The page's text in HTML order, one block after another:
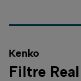
Kenko
Filtre